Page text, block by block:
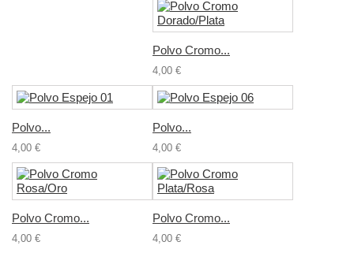
Polvo Cromo...
4,00 €
Polvo...
4,00 €
Polvo...
4,00 €
Polvo Cromo...
4,00 €
Polvo Cromo...
4,00 €